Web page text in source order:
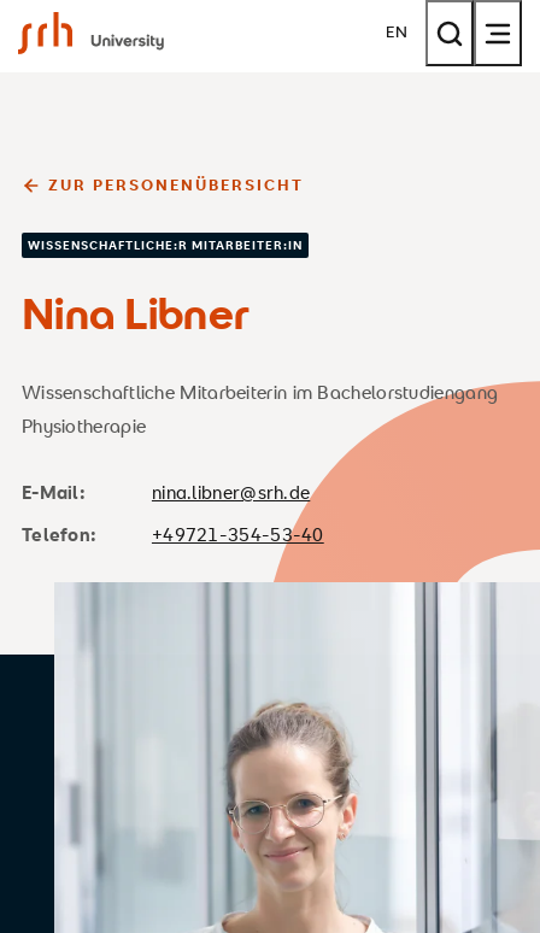
SRH University EN
ZUR PERSONENÜBERSICHT
WISSENSCHAFTLICHE:R MITARBEITER:IN
Nina Libner
Wissenschaftliche Mitarbeiterin im Bachelorstudiengang
Physiotherapie
E-Mail:
nina.libner@srh.de
Telefon:
+49721-354-53-40